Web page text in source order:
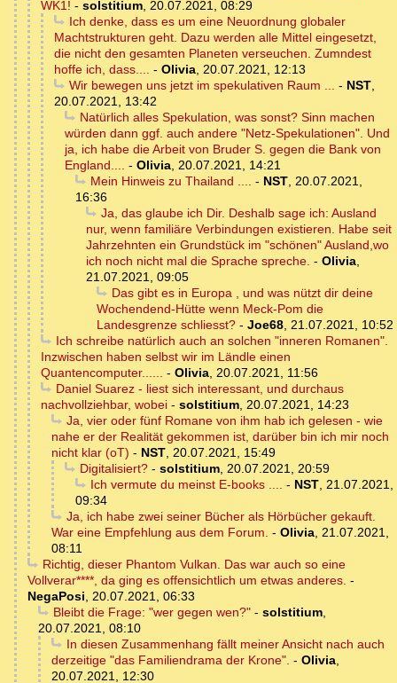
WK1! - solstitium, 20.07.2021, 08:29
Ich denke, dass es um eine Neuordnung globaler
Machtstrukturen geht. Dazu werden alle Mittel eingesetzt,
die nicht den gesamten Planeten verseuchen. Zumndest
hoffe ich, dass.... - Olivia, 20.07.2021, 12:13
Wir bewegen uns jetzt im spekulativen Raum ... - NST,
20.07.2021, 13:42
Natürlich alles Spekulation, was sonst? Sinn machen
würden dann ggf. auch andere "Netz-Spekulationen". Und
ja, ich habe die Arbeit von Bruder S. gegen die Bank von
England.... - Olivia, 20.07.2021, 14:21
Mein Hinweis zu Thailand .... - NST, 20.07.2021,
16:36
Ja, das glaube ich Dir. Deshalb sage ich: Ausland
nur, wenn familiäre Verbindungen existieren. Habe seit
Jahrzehnten ein Grundstück im "schönen" Ausland,wo
ich noch nicht mal die Sprache spreche. - Olivia,
21.07.2021, 09:05
Das gibt es in Europa , und was nützt dir deine
Wochendend-Hütte wenn Meck-Pom die
Landesgrenze schliesst? - Joe68, 21.07.2021, 10:52
Ich schreibe natürlich auch an solchen "inneren Romanen".
Inzwischen haben selbst wir im Ländle einen
Quantencomputer...... - Olivia, 20.07.2021, 11:56
Daniel Suarez - liest sich interessant, und durchaus
nachvollziehbar, wobei - solstitium, 20.07.2021, 14:23
Ja, vier oder fünf Romane von ihm hab ich gelesen - wie
nahe er der Realität gekommen ist, darüber bin ich mir noch
nicht klar (oT) - NST, 20.07.2021, 15:49
Digitalisiert?- solstitium, 20.07.2021, 20:59
Ich vermute du meinst E-books .... - NST, 21.07.2021,
09:34
Ja, ich habe zwei seiner Bücher als Hörbücher gekauft.
War eine Empfehlung aus dem Forum. - Olivia, 21.07.2021,
08:11
Richtig, dieser Phantom Vulkan. Das war auch so eine
Vollverar****, da ging es offensichtlich um etwas anderes. -
NegaPosi, 20.07.2021, 06:33
Bleibt die Frage: "wer gegen wen?"- solstitium,
20.07.2021, 08:10
In diesen Zusammenhang fällt meiner Ansicht nach auch
derzeitige "das Familiendrama der Krone". - Olivia,
20.07.2021, 12:30